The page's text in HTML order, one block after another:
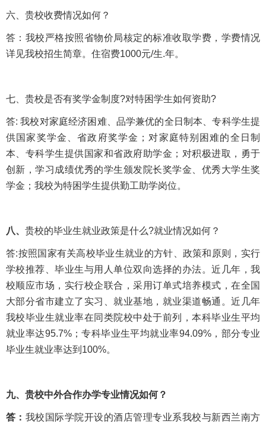
六、贵校收费情况如何？
答：我校严格按照省物价局核定的标准收取学费，学费情况
详见我校招生简章。住宿费1000元/生.年。
七、贵校是否有奖学金制度?对特困学生如何资助?
答: 我校对家庭经济困难、品学兼优的全日制本、专科学生提
供国家奖学金、省政府奖学金；对家庭特别困难的全日制
本、专科学生提供国家和省政府助学金；对积极进取，勇于
创新，学习成绩优秀的学生颁发院长奖学金、优秀大学生奖
学金；我校为特困学生提供勤工助学岗位。
八、 贵校的毕业生就业政策是什么?就业情况如何？
答:按照国家有关高校毕业生就业的方针、政策和原则，实行
学校推荐、毕业生与用人单位双向选择的办法。近几年，我
校顺应市场，实行校企联合，采用订单式培养模式，在全国
大部分省市建立了实习、就业基地，就业渠道畅通。近几年
我校毕业生就业率在同类院校中处于前列，本科毕业生平均
就业率达95.7%；专科毕业生平均就业率94.09%，部分专业
毕业生就业率达到100%。
九、贵校中外合作办学专业情况如何？
答： 我校国际学院开设的酒店管理专业系我校与新西兰南方